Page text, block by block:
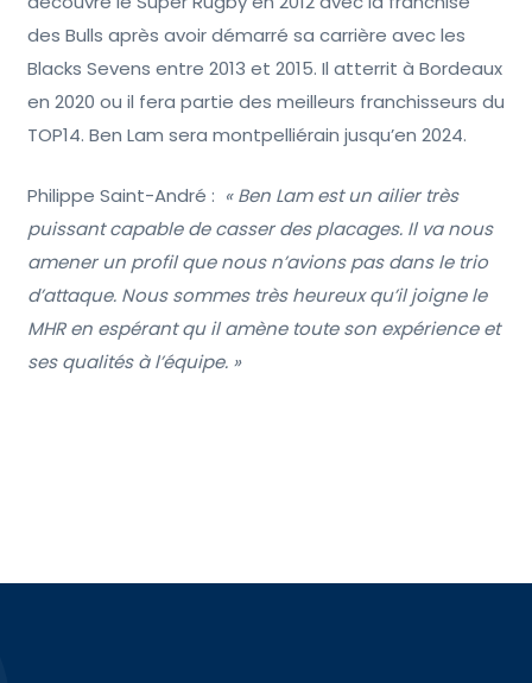
des Bulls après avoir démarré sa carrière avec les
Blacks Sevens entre 2013 et 2015. Il atterrit à Bordeaux
en 2020 ou il fera partie des meilleurs franchisseurs du
TOP14. Ben Lam sera montpelliérain jusqu’en 2024.
Philippe Saint-André : « Ben Lam est un ailier très
puissant capable de casser des placages. Il va nous
amener un profil que nous n’avions pas dans le trio
d’attaque. Nous sommes très heureux qu’il joigne le
MHR en espérant qu il amène toute son expérience et
ses qualités à l’équipe. »